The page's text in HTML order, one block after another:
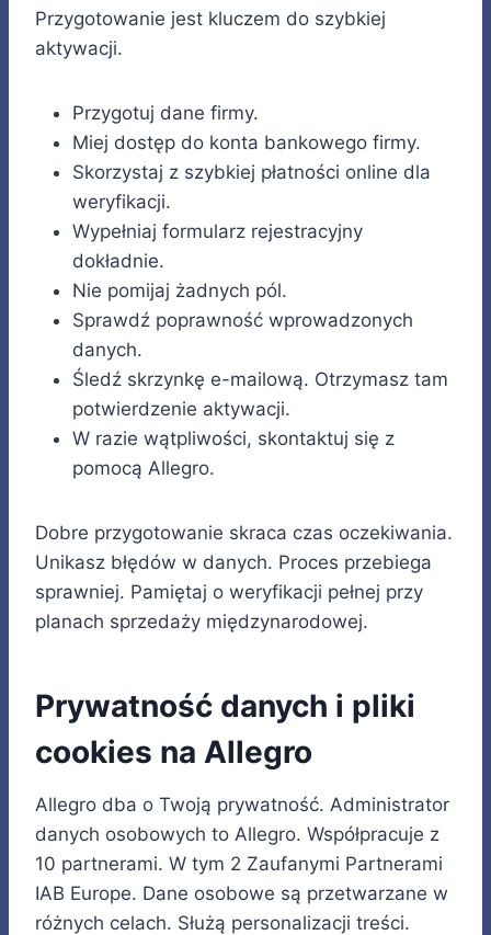
Przygotowanie jest kluczem do szybkiej
aktywacji.
Przygotuj dane firmy.
Miej dostęp do konta bankowego firmy.
Skorzystaj z szybkiej płatności online dla
weryfikacji.
Wypełniaj formularz rejestracyjny
dokładnie.
Nie pomijaj żadnych pól.
Sprawdź poprawność wprowadzonych
danych.
Śledź skrzynkę e-mailową. Otrzymasz tam
potwierdzenie aktywacji.
W razie wątpliwości, skontaktuj się z
pomocą Allegro.
Dobre przygotowanie skraca czas oczekiwania.
Unikasz błędów w danych. Proces przebiega
sprawniej. Pamiętaj o weryfikacji pełnej przy
planach sprzedaży międzynarodowej.
Prywatność danych i pliki
cookies na Allegro
Allegro dba o Twoją prywatność. Administrator
danych osobowych to Allegro. Współpracuje z
10 partnerami. W tym 2 Zaufanymi Partnerami
IAB Europe. Dane osobowe są przetwarzane w
różnych celach. Służą personalizacji treści.